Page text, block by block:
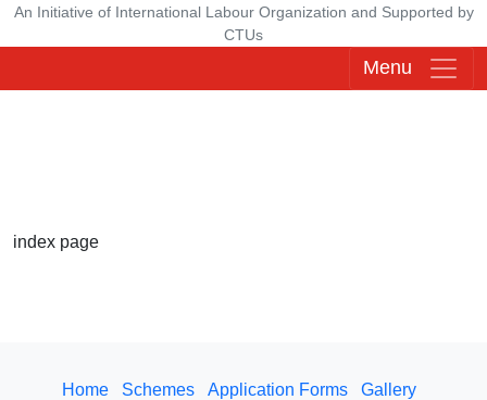
An Initiative of International Labour Organization and Supported by
CTUs
Menu
index page
Home Schemes Application Forms Gallery